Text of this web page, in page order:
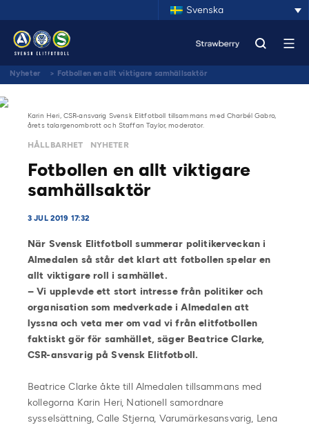
Svenska
Nyheter > Fotbollen en allt viktigare samhällsaktör
Karin Heri, CSR-ansvarig Svensk Elitfotboll tillsammans med Charbél Gabro,
årets talargenombrott och Staffan Taylor, moderator.
HÅLLBARHET NYHETER
Fotbollen en allt viktigare
samhällsaktör
3 JUL 2019 17:32
När Svensk Elitfotboll summerar politikerveckan i
Almedalen så står det klart att fotbollen spelar en
allt viktigare roll i samhället.
– Vi upplevde ett stort intresse från politiker och
organisation som medverkade i Almedalen att
lyssna och veta mer om vad vi från elitfotbollen
faktiskt gör för samhället, säger Beatrice Clarke,
CSR-ansvarig på Svensk Elitfotboll.
Beatrice Clarke åkte till Almedalen tillsammans med
kollegorna Karin Heri, Nationell samordnare
sysselsättning, Calle Stjerna, Varumärkesansvarig, Lena